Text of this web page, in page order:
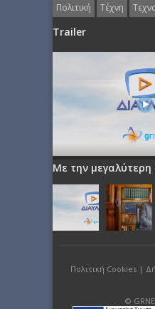
Πολιτική
Τέχνη
Trailer
Με την
Πολιτική Cookies|
©